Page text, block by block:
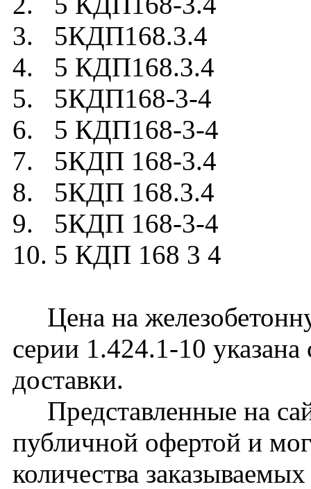
3. 5КДП168.3.4
4. 5 КДП168.3.4
5. 5КДП168-3-4
6. 5 КДП168-3-4
7. 5КДП 168-3.4
8. 5КДП 168.3.4
9. 5КДП 168-3-4
10. 5 КДП 168 3 4
Цена на
серии 1.424.1-10
доставки.
Представленные на
публичной офертой и
количества